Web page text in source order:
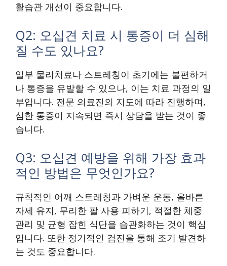
활습관 개선이 중요합니다.
Q2: 오십견 치료 시 통증이 더 심해
질 수도 있나요?
일부 물리치료나 스트레칭이 초기에는 불편하거
나 통증을 유발할 수 있으나, 이는 치료 과정의 일
부입니다. 전문 의료진의 지도에 따라 진행하며,
심한 통증이 지속되면 즉시 상담을 받는 것이 좋
습니다.
Q3: 오십견 예방을 위해 가장 효과
적인 방법은 무엇인가요?
규칙적인 어깨 스트레칭과 가벼운 운동, 올바른
자세 유지, 무리한 팔 사용 피하기, 적절한 체중
관리 및 균형 잡힌 식단을 습관화하는 것이 핵심
입니다. 또한 정기적인 검진을 통해 조기 발견하
는 것도 중요합니다.